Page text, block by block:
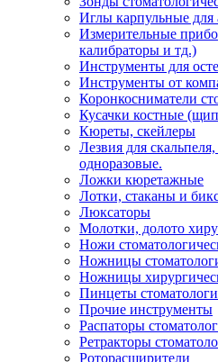
Иглы карпульные для
Измерительные
калибраторы и тд.)
Инструменты для
Инструменты от
Коронкосниматели
Кусачки костные
Кюреты, скейлеры
Лезвия для
одноразовые.
Ложки кюретажные
Лотки, стаканы и
Люксаторы
Молотки, долото
Ножи
Ножницы
Ножницы
Пинцеты
Прочие инструменты
Распаторы
Ретракторы
Роторасширители